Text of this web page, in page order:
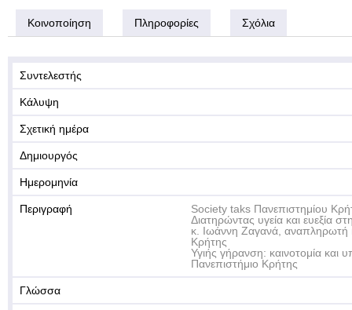
Κοινοποίηση Πληροφορίες Σχόλια
Συντελεστής
Κάλυψη
Σχετική ημέρα
Δημιουργός
Ημερομηνία
Περιγραφή
Society taks Πανεπιστημίου
Διατηρώντας υγεία και ευεξία
κ. Ιωάννη Ζαγανά, αναπληρωτή
Κρήτης
Υγιής γήρανση: καινοτομία και
Πανεπιστήμιο Κρήτης
Γλώσσα